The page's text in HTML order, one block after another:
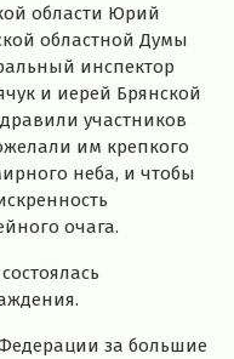
области Юрий
областной Думы
инспектор
и иерей Брянской
участников
им крепкого
неба, и чтобы
очага.
за большие